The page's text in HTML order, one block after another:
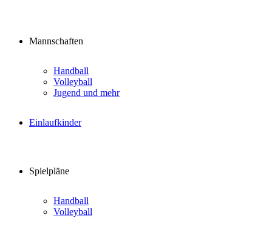
Mannschaften
Handball
Volleyball
Jugend und mehr
Einlaufkinder
Spielpläne
Handball
Volleyball